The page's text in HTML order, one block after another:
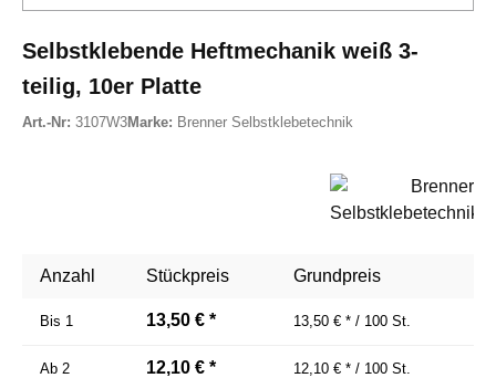
Selbstklebende Heftmechanik weiß 3-
teilig, 10er Platte
Art.-Nr: 3107W3Marke: Brenner Selbstklebetechnik
Anzahl Stückpreis Grundpreis
Bis 1 13,50 € * 13,50 € * / 100 St.
Ab 2 12,10 € * 12,10 € * / 100 St.